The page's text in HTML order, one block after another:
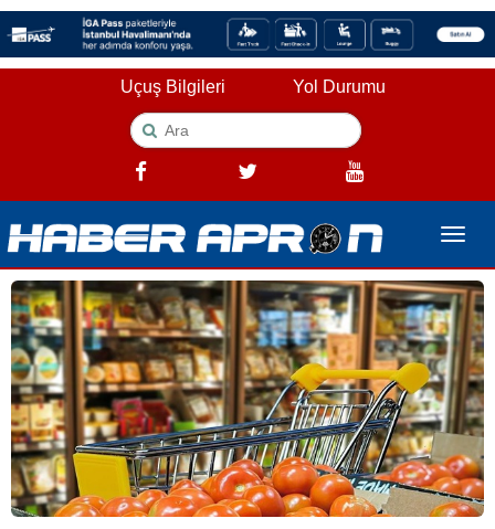
Uçuş Bilgileri Yol Durumu
Toggle